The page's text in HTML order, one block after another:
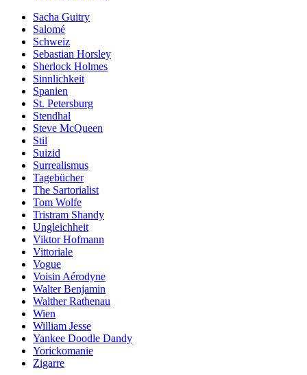
Sacha Guitry
Salomé
Schweiz
Sebastian Horsley
Sherlock Holmes
Sinnlichkeit
Spanien
St. Petersburg
Stendhal
Steve McQueen
Stil
Suizid
Surrealismus
Tagebücher
The Sartorialist
Tom Wolfe
Tristram Shandy
Ungleichheit
Viktor Hofmann
Vittoriale
Vogue
Voisin Aérodyne
Walter Benjamin
Walther Rathenau
Wien
William Jesse
Yankee Doodle Dandy
Yorickomanie
Zigarre